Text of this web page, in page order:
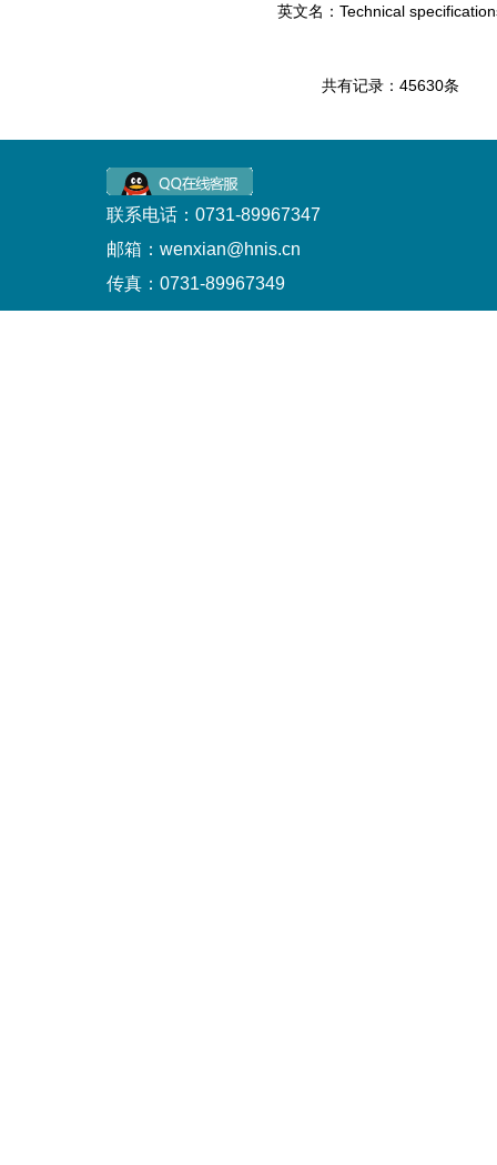
英文名：Technical
共有记录：45630条
联系电话：0731-89967347
邮箱：wenxian@hnis.cn
传真：0731-89967349